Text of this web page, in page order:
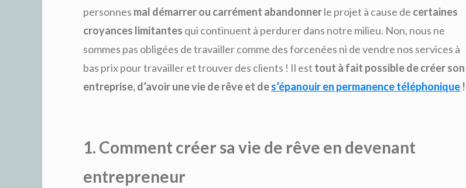
personnes mal démarrer ou carrément abandonnerle projet à cause de certaines
croyances limitantes qui continuent à perdurer dans notre milieu. Non, nous ne
sommes pas obligées de travailler comme des forcenées ni de vendre nos services à
bas prix pour travailler et trouver des clients ! Il est tout à fait possible de créer son
entreprise, d’avoir une vie de rêve et des’épanouir en permanence téléphonique !
1. Comment créer sa vie de rêve en devenant
entrepreneur